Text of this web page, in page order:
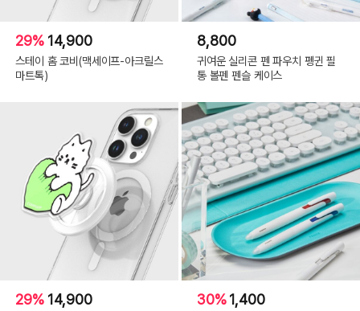
29% 14,900
스테이 홈 코비(맥세이프-아크릴스
마트톡)
8,800
귀여운 실리콘 펜 파우치 펭귄 필
통 볼펜 펜슬 케이스
29% 14,900 30%1,400